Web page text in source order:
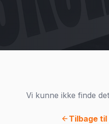
Vi kunne ikke finde
Tilbage til